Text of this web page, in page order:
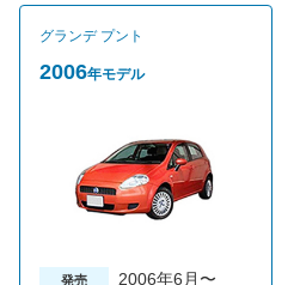
グランデ プント
2006年モデル
発売 2006年6月〜